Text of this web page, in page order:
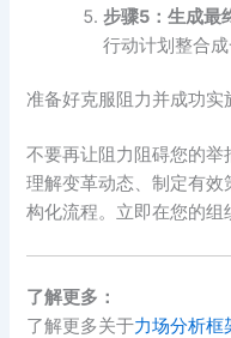
步骤5：生成最
行动计划整合成
准备好克服阻力并成功实
不要再让阻力阻碍您的
理解变革动态、制定有
构化流程。立即在您的组
了解更多：
了解更多关于力场分析框